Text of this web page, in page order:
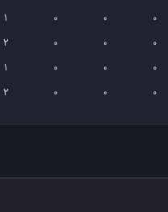
0
0
0
1
0
0
0
2
0
0
0
1
0
0
0
2